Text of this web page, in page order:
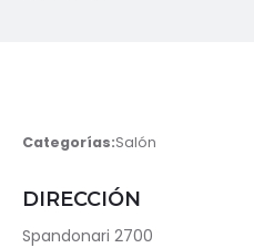
Categorías:Salón
DIRECCIÓN
Spandonari 2700